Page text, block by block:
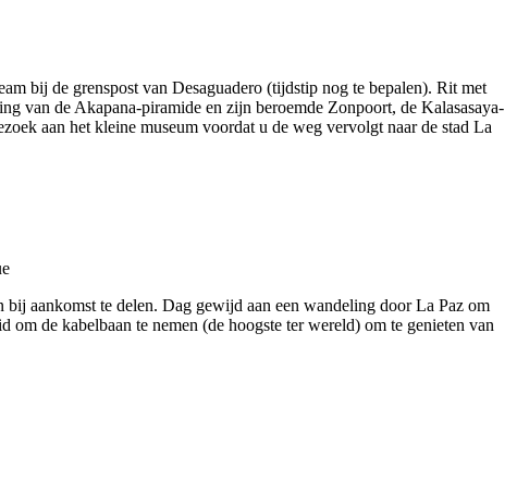
bij de grenspost van Desaguadero (tijdstip nog te bepalen). Rit met
van de Akapana-piramide en zijn beroemde Zonpoort, de Kalasasaya-
aan het kleine museum voordat u de weg vervolgt naar de stad La
aankomst te delen. Dag gewijd aan een wandeling door La Paz om
de kabelbaan te nemen (de hoogste ter wereld) om te genieten van